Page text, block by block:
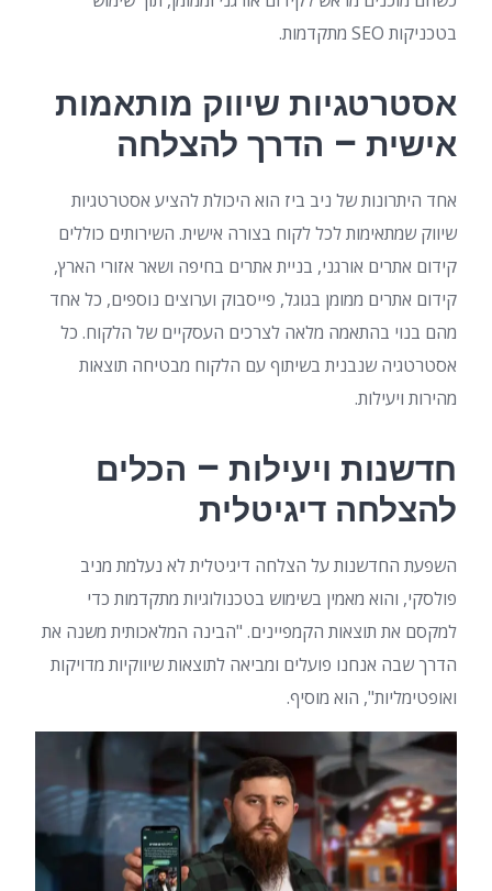
בטכניקות SEO מתקדמות.
אסטרטגיות שיווק מותאמות
אישית – הדרך להצלחה
אחד היתרונות של ניב ביז הוא היכולת להציע אסטרטגיות
שיווק שמתאימות לכל לקוח בצורה אישית. השירותים כוללים
קידום אתרים אורגני, בניית אתרים בחיפה ושאר אזורי הארץ,
קידום אתרים ממומן בגוגל, פייסבוק וערוצים נוספים, כל אחד
מהם בנוי בהתאמה מלאה לצרכים העסקיים של הלקוח. כל
אסטרטגיה שנבנית בשיתוף עם הלקוח מבטיחה תוצאות
מהירות ויעילות.
חדשנות ויעילות – הכלים
להצלחה דיגיטלית
השפעת החדשנות על הצלחה דיגיטלית לא נעלמת מניב
פולסקי, והוא מאמין בשימוש בטכנולוגיות מתקדמות כדי
למקסם את תוצאות הקמפיינים. "הבינה המלאכותית משנה את
הדרך שבה אנחנו פועלים ומביאה לתוצאות שיווקיות מדויקות
ואופטימליות", הוא מוסיף.